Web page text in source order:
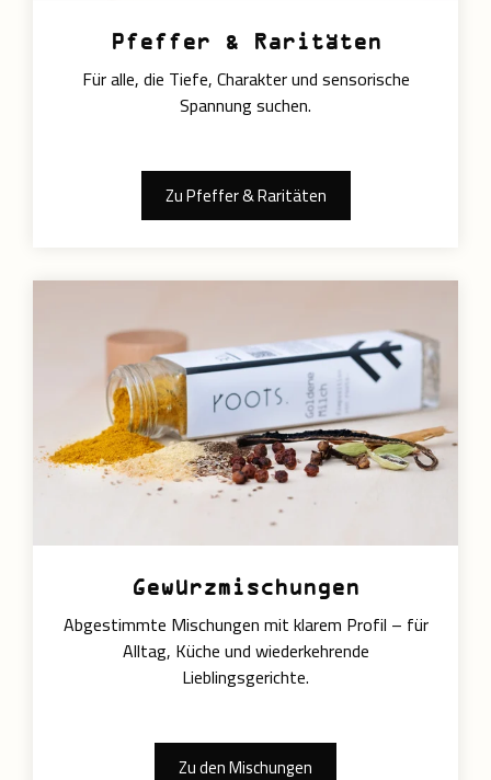
Pfeffer & Raritäten
Für alle, die Tiefe, Charakter und sensorische
Spannung suchen.
Zu Pfeffer & Raritäten
Gewürzmischungen
Abgestimmte Mischungen mit klarem Profil – für
Alltag, Küche und wiederkehrende
Lieblingsgerichte.
Zu den Mischungen